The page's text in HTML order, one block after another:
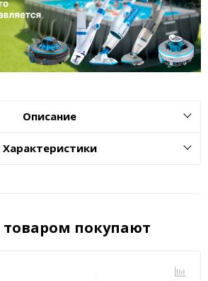
Описание
Характеристики
товаром покупают